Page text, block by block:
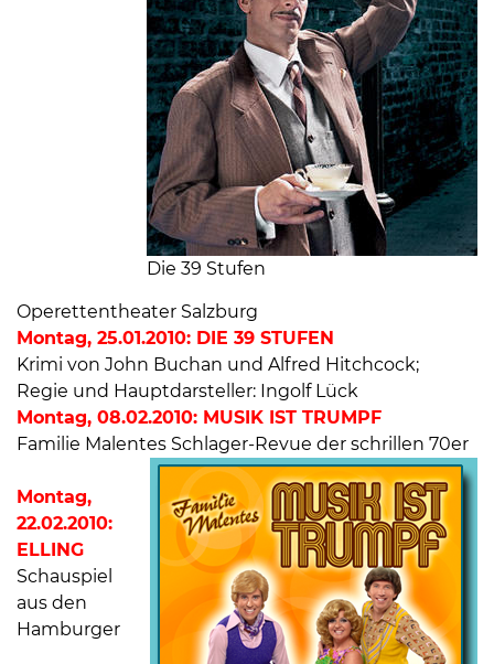
Die 39 Stufen
Operettentheater Salzburg
Montag, 25.01.2010: DIE 39 STUFEN
Krimi von John Buchan und Alfred Hitchcock;
Regie und Hauptdarsteller: Ingolf Lück
Montag, 08.02.2010: MUSIK IST TRUMPF
Familie Malentes Schlager-Revue der schrillen 70er
Montag,
22.02.2010:
ELLING
Schauspiel
aus den
Hamburger